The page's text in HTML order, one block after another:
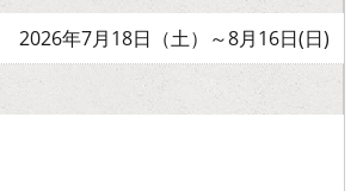
2026年7月18日（土）～8月16日(日)